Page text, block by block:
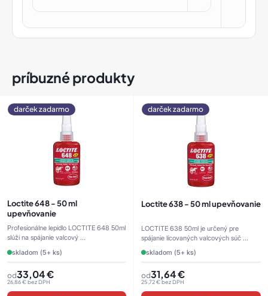
príbuzné produkty
darček zadarmo
Loctite 648 - 50 ml
upevňovanie
Profesionálne lepidlo LOCTITE 648 50ml
slúži na spájanie valcový ...
skladom (5+ ks)
od33,04€
26,86€bez DPH
darček zadarmo
Loctite 638 - 50 ml upevňovanie
LOCTITE 638 50ml je určený pre
spájanie lícovaných valcových súč ...
skladom (5+ ks)
od31,64€
25,72€bez DPH